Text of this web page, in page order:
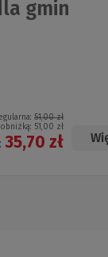
gmin
51,00 zł
51,00 zł
35,70 zł